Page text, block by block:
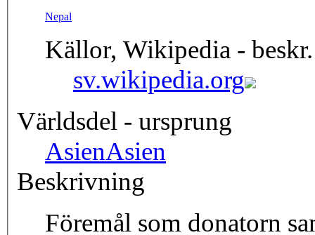
Nepal
Källor, Wikipedia -
sv.wikipedia.org
Världsdel - ursprung
AsienAsien
Beskrivning
Föremål som donatorn